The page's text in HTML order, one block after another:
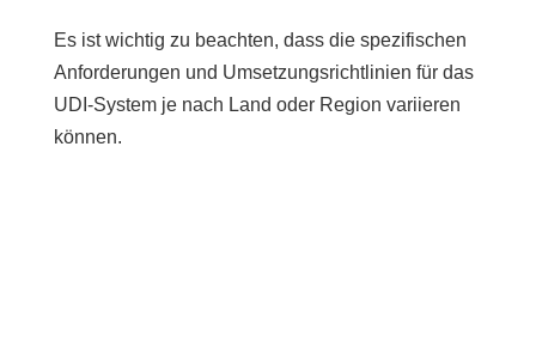
Es ist wichtig zu beachten, dass die spezifischen
Anforderungen und Umsetzungsrichtlinien für das
UDI-System je nach Land oder Region variieren
können.